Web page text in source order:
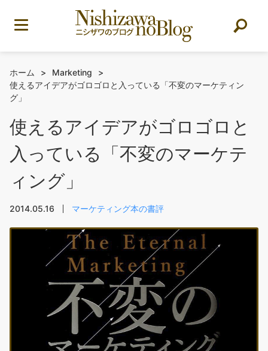
ホーム > Marketing
>
使えるアイデアがゴロゴロと入っている「不変のマーケティン
グ」
使えるアイデアがゴロゴロと
入っている「不変のマーケテ
ィング」
2014.05.16 マーケティング本の書評